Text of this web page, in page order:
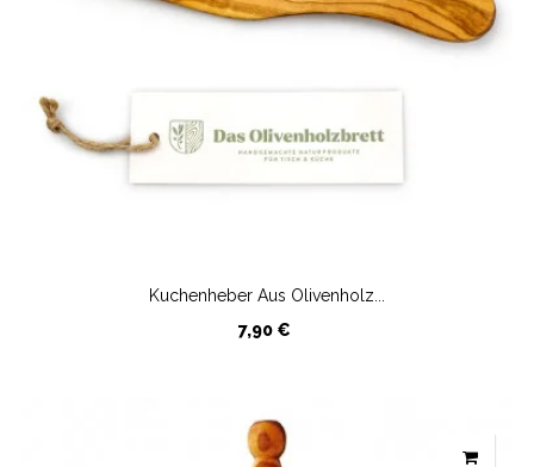
Kuchenheber Aus Olivenholz...
Preis
7,90 €